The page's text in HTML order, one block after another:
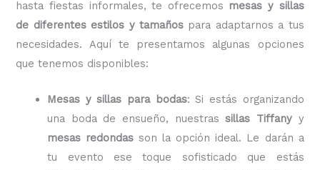
hasta fiestas informales, te ofrecemos mesas y sillas
de diferentes estilos y tamaños para adaptarnos a tus
necesidades. Aquí te presentamos algunas opciones
que tenemos disponibles:
Mesas y sillas para bodas: Si estás organizando
una boda de ensueño, nuestrassillas Tiffanyy
mesas redondas son la opción ideal. Le darán a
tu evento ese toque sofisticado que estás